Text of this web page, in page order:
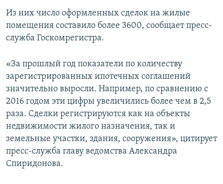
ПОБЕДИТЕЛЕЙ НЕ СУДЯТ?
КРЫМ.НЕПОКОРЕННЫЙ
УКРАИНСКАЯ ПРОБЛЕМА КРЫМА
Все сайты RFE/RL
Из них число оформленных сделок на жилые
помещения составило более 3600, сообщает пресс-
служба Госкомрегистра.
«За прошлый год показатели по количеству
зарегистрированных ипотечных соглашений
значительно выросли. Например, по сравнению с
2016 годом эти цифры увеличились более чем в 2,5
раза. Сделки регистрируются как на объекты
недвижимости жилого назначения, так и
земельные участки, здания, сооружения», цитирует
пресс-служба главу ведомства Александра
Спиридонова.